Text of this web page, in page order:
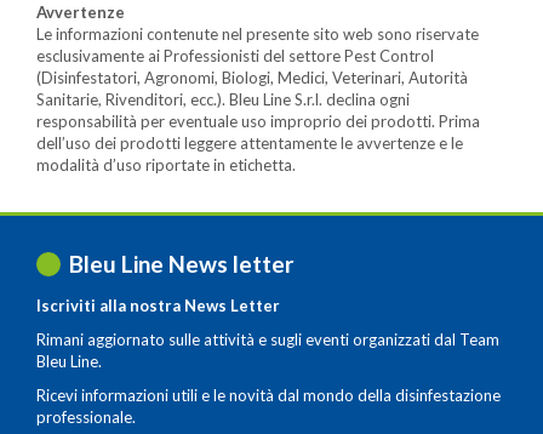
Avvertenze
Le informazioni contenute nel presente sito web sono riservate
esclusivamente ai Professionisti del settore Pest Control
(Disinfestatori, Agronomi, Biologi, Medici, Veterinari, Autorità
Sanitarie, Rivenditori, ecc.). Bleu Line S.r.l. declina ogni
responsabilità per eventuale uso improprio dei prodotti. Prima
dell’uso dei prodotti leggere attentamente le avvertenze e le
modalità d’uso riportate in etichetta.
Bleu Line News letter
Iscriviti alla nostra News Letter
Rimani aggiornato sulle attività e sugli eventi organizzati dal Team
Bleu Line.
Ricevi informazioni utili e le novità dal mondo della disinfestazione
professionale.